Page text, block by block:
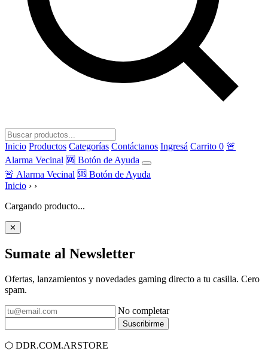
Inicio Productos Categorías Contáctanos Ingresá Carrito 0 🚨
Alarma Vecinal 🆘 Botón de Ayuda
🚨 Alarma Vecinal 🆘 Botón de Ayuda
Inicio › ›
Cargando producto...
✕
Sumate al Newsletter
Ofertas, lanzamientos y novedades gaming directo a tu casilla. Cero
spam.
No completar
Suscribirme
⬡ DDR.COM.ARSTORE